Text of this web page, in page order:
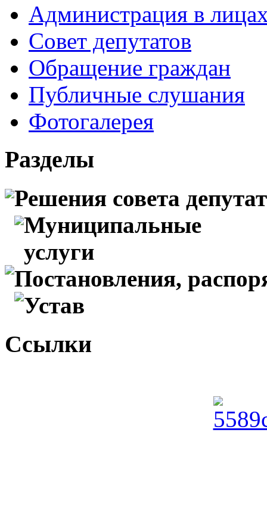
Администрация в
Совет депутатов
Обращение граждан
Публичные слушания
Фотогалерея
Разделы
Решения совета
Муниципальные
услуги
Постановления,
Устав
Ссылки